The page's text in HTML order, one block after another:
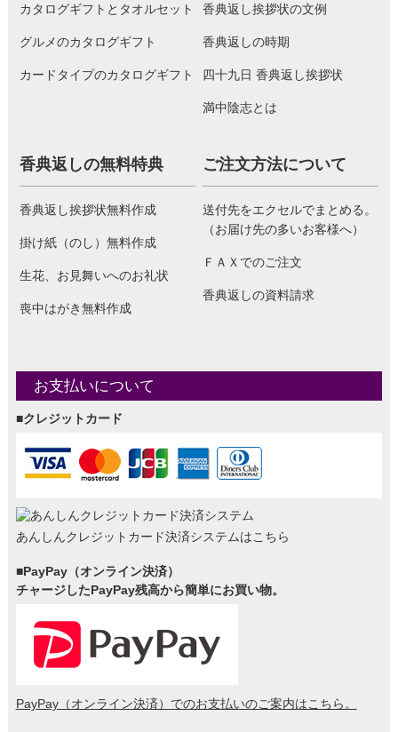
カタログギフトとタオルセット
グルメのカタログギフト
カードタイプのカタログギフト
香典返し挨拶状の文例
香典返しの時期
四十九日 香典返し挨拶状
満中陰志とは
香典返しの無料特典
香典返し挨拶状無料作成
掛け紙（のし）無料作成
生花、お見舞いへのお礼状
喪中はがき無料作成
ご注文方法について
送付先をエクセルでまとめる。
（お届け先の多いお客様へ）
ＦＡＸでのご注文
香典返しの資料請求
お支払いについて
■クレジットカード
あんしんクレジットカード決済システムはこちら
■PayPay（オンライン決済）
チャージしたPayPay残高から簡単にお買い物。
PayPay（オンライン決済）でのお支払いのご案内はこちら。